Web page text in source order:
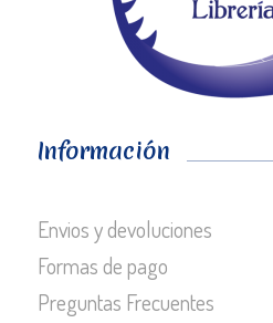
Información
Envios y devoluciones
Formas de pago
Preguntas Frecuentes